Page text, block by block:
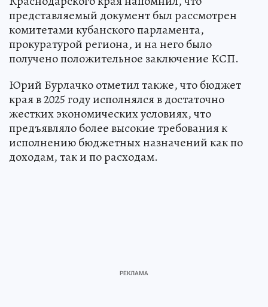
представляемый документ был рассмотрен
комитетами кубанского парламента,
прокуратурой региона, и на него было
получено положительное заключение КСП.
Юрий Бурлачко отметил также, что бюджет
края в 2025 году исполнялся в достаточно
жестких экономических условиях, что
предъявляло более высокие требования к
исполнению бюджетных назначений как по
доходам, так и по расходам.